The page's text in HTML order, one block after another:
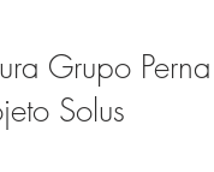
Grupo Perna
Solus